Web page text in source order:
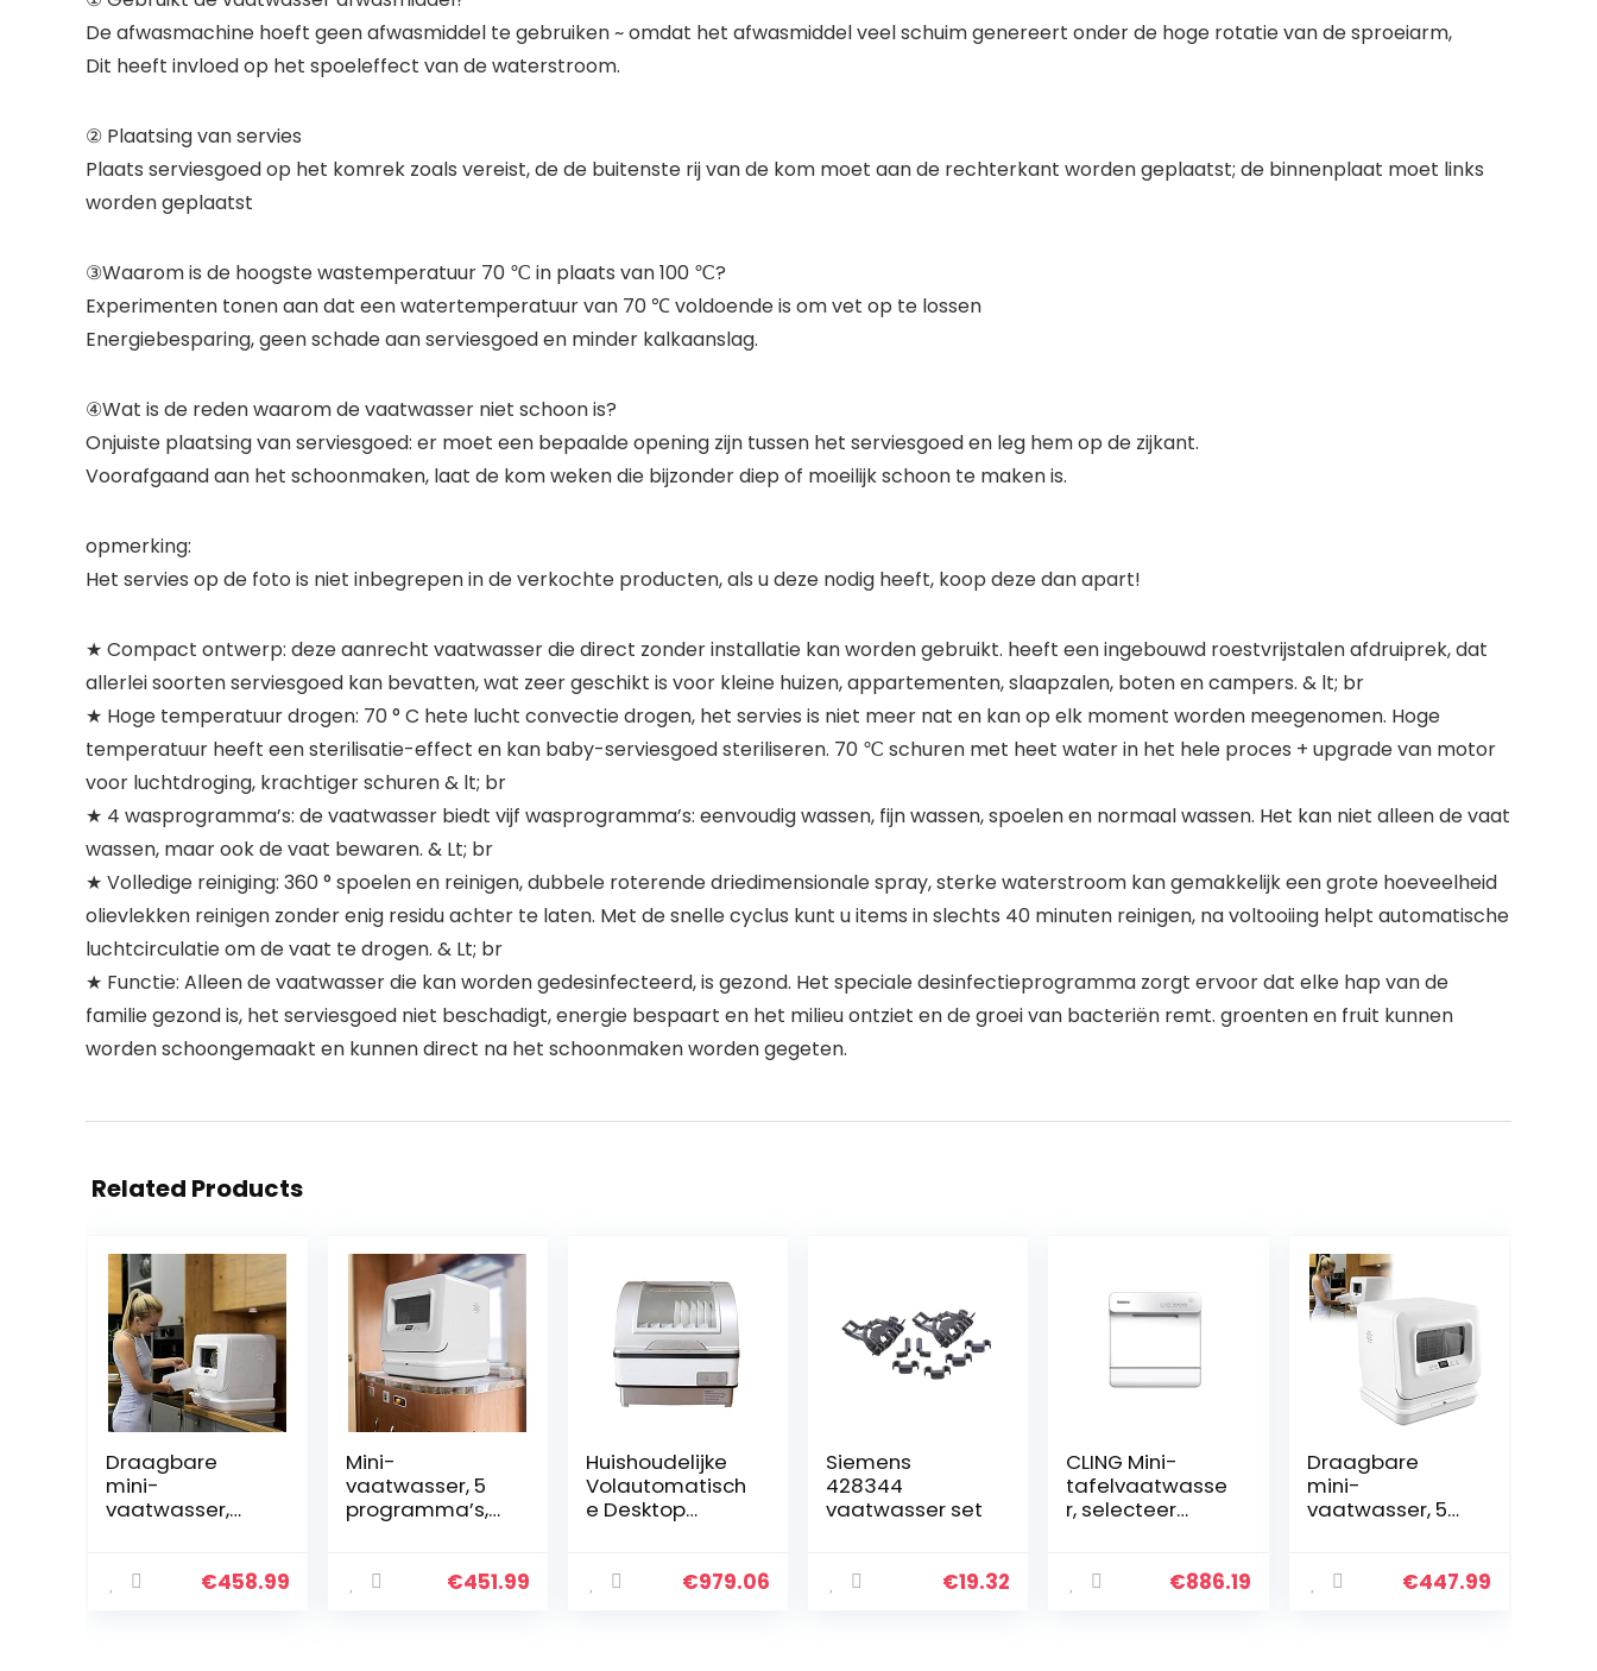
De afwasmachine hoeft geen afwasmiddel te gebruiken ~ omdat het afwasmiddel veel schuim genereert onder de hoge rotatie van de sproeiarm,
Dit heeft invloed op het spoeleffect van de waterstroom.
② Plaatsing van servies
Plaats serviesgoed op het komrek zoals vereist, de de buitenste rij van de kom moet aan de rechterkant worden geplaatst; de binnenplaat moet links
worden geplaatst
③Waarom is de hoogste wastemperatuur 70 ℃ in plaats van 100 ℃?
Experimenten tonen aan dat een watertemperatuur van 70 ℃ voldoende is om vet op te lossen
Energiebesparing, geen schade aan serviesgoed en minder kalkaanslag.
④Wat is de reden waarom de vaatwasser niet schoon is?
Onjuiste plaatsing van serviesgoed: er moet een bepaalde opening zijn tussen het serviesgoed en leg hem op de zijkant.
Voorafgaand aan het schoonmaken, laat de kom weken die bijzonder diep of moeilijk schoon te maken is.
opmerking:
Het servies op de foto is niet inbegrepen in de verkochte producten, als u deze nodig heeft, koop deze dan apart!
★ Compact ontwerp: deze aanrecht vaatwasser die direct zonder installatie kan worden gebruikt. heeft een ingebouwd roestvrijstalen afdruiprek, dat
allerlei soorten serviesgoed kan bevatten, wat zeer geschikt is voor kleine huizen, appartementen, slaapzalen, boten en campers. & lt; br
★ Hoge temperatuur drogen: 70 ° C hete lucht convectie drogen, het servies is niet meer nat en kan op elk moment worden meegenomen. Hoge
temperatuur heeft een sterilisatie-effect en kan baby-serviesgoed steriliseren. 70 ℃ schuren met heet water in het hele proces + upgrade van motor
voor luchtdroging, krachtiger schuren & lt; br
★ 4 wasprogramma’s: de vaatwasser biedt vijf wasprogramma’s: eenvoudig wassen, fijn wassen, spoelen en normaal wassen. Het kan niet alleen de vaat
wassen, maar ook de vaat bewaren. & Lt; br
★ Volledige reiniging: 360 ° spoelen en reinigen, dubbele roterende driedimensionale spray, sterke waterstroom kan gemakkelijk een grote hoeveelheid
olievlekken reinigen zonder enig residu achter te laten. Met de snelle cyclus kunt u items in slechts 40 minuten reinigen, na voltooiing helpt automatische
luchtcirculatie om de vaat te drogen. & Lt; br
★ Functie: Alleen de vaatwasser die kan worden gedesinfecteerd, is gezond. Het speciale desinfectieprogramma zorgt ervoor dat elke hap van de
familie gezond is, het serviesgoed niet beschadigt, energie bespaart en het milieu ontziet en de groei van bacteriën remt. groenten en fruit kunnen
worden schoongemaakt en kunnen direct na het schoonmaken worden gegeten.
Related Products
Draagbare
mini-
vaatwasser,
programma’s,
€458.99
Mini-
vaatwasser, 5
programma’s,
r, installatievrij,
€451.99
Huishoudelijke
Volautomatisch
e Desktop
Vaatwasser
€979.06
Siemens
428344
vaatwasser set
€19.32
CLING Mini-
tafelvaatwasse
r, selecteer
10/20/30 min en
€886.19
Draagbare
mini-
vaatwasser, 5
waterontharder,
€447.99